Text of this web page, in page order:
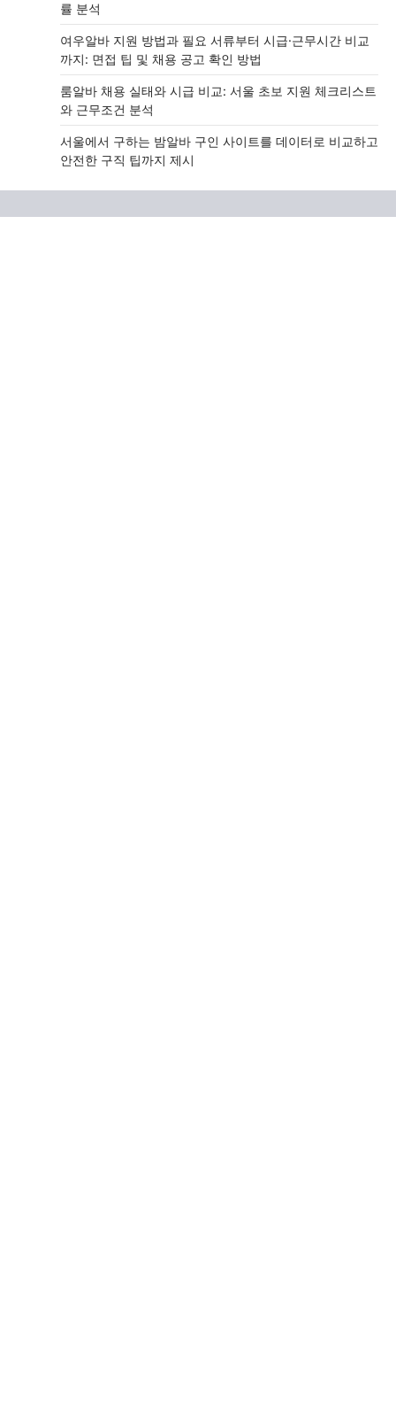
률 분석
여우알바 지원 방법과 필요 서류부터 시급·근무시간 비교
까지: 면접 팁 및 채용 공고 확인 방법
룸알바 채용 실태와 시급 비교: 서울 초보 지원 체크리스트
와 근무조건 분석
서울에서 구하는 밤알바 구인 사이트를 데이터로 비교하고
안전한 구직 팁까지 제시